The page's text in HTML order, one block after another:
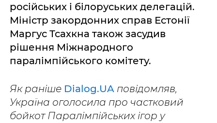
російських і білоруських делегацій.
Міністр закордонних справ Естонії
Маргус Тсахкна також засудив
рішення Міжнародного
паралімпійського комітету.
Як раніше Dialog.UA повідомляв,
Україна оголосила про частковий
бойкот Паралімпійських ігор у